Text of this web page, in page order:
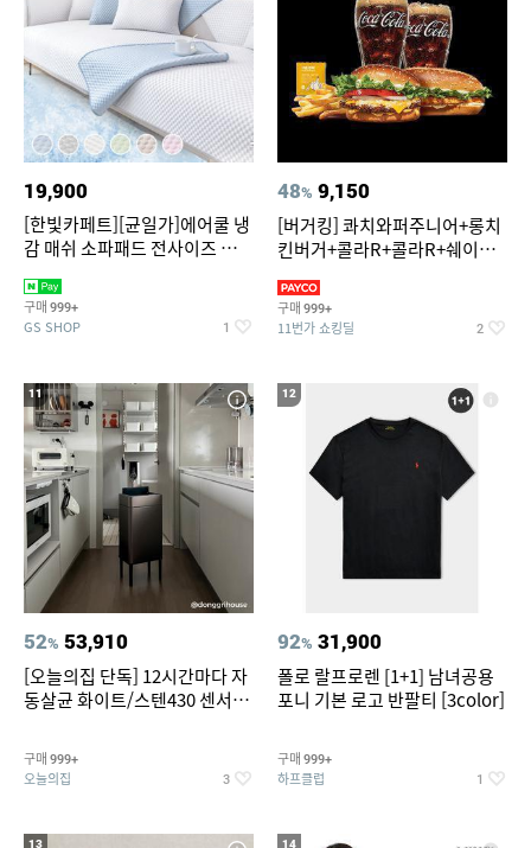
19,900
[한빛카페트][균일가]에어쿨 냉
감 매쉬 소파패드 전사이즈 균일
구매 999+
GS SHOP 1
48% 9,150
[버거킹] 콰치와퍼주니어+롱치
킨버거+콜라R+콜라R+쉐이킹
구매 999+
11번가 쇼킹딜 2
11
52% 53,910
[오늘의집 단독] 12시간마다 자
동살균 화이트/스텐430 센서휴
구매 999+
오늘의집 3
12
92% 31,900
폴로 랄프로렌 [1+1] 남녀공용
포니 기본 로고 반팔티 [3color]
구매 999+
하프클럽 1
13 14